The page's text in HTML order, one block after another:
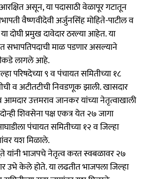
आरक्षित असून, या पदासाठी वेळापूर गटातून
वैष्णवीदेवी अर्जुनसिंह मोहिते-पाटील व
दोघी प्रमुख दावेदार ठरल्या आहेत. या
सभापतिपदाची माळ पडणार असल्याने
लागले आहे.
परिषदेच्या ९ व पंचायत समितीच्या १८
व अटीतटीची निवडणूक झाली. खासदार
आमदार उत्तमराव जानकर यांच्या नेतृत्वाखाली
दोन्ही शिवसेना पक्ष एकत्र येत २७ जागा
पंचायत समितीच्या १२ व जिल्हा
यश मिळाले.
यांनी भाजपचे नेतृत्व करत स्वबळावर २७
उभे केले होते. या लढतीत भाजपला जिल्हा